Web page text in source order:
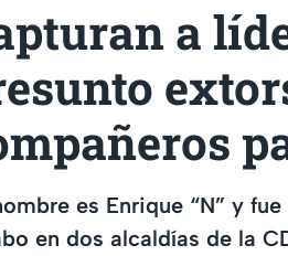
a
es Enrique “N” y
en dos alcaldías de la